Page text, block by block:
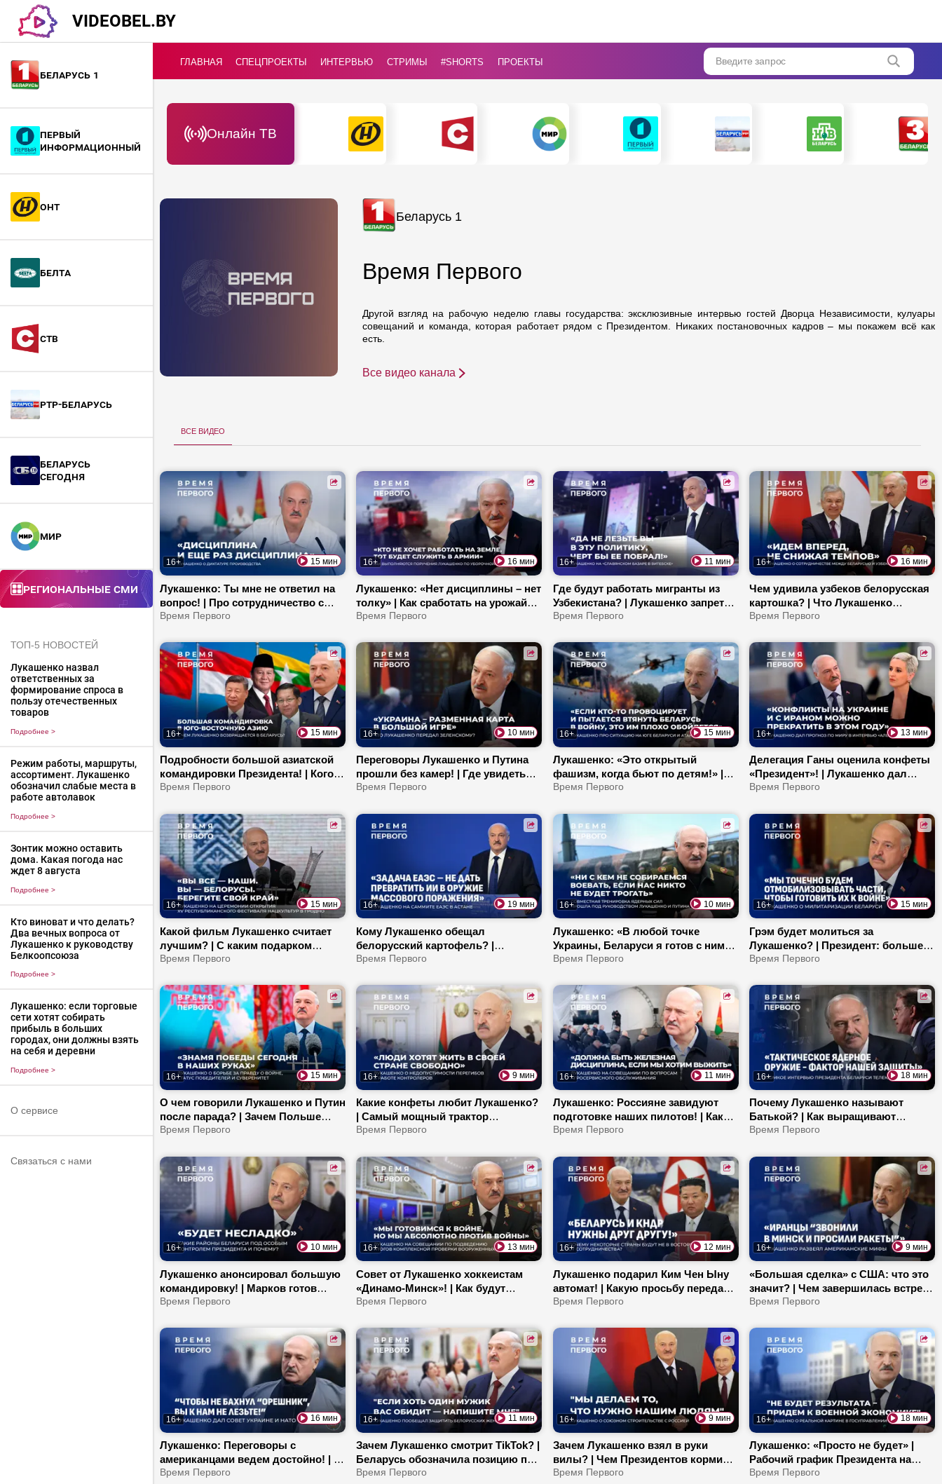
VIDEOBEL.BY
Беларусь 1
Первый
информационный
ОНТ
БелТА
СТВ
РТР-Беларусь
БЕЛАРУСЬ
СЕГОДНЯ
МИР
Региональные СМИ
ТОП-5 НОВОСТЕЙ
Лукашенко назвал
ответственных за
формирование спроса в
пользу отечественных
товаров
Подробнее >
Режим работы, маршруты,
ассортимент. Лукашенко
обозначил слабые места в
работе автолавок
Подробнее >
Зонтик можно оставить
дома. Какая погода нас
ждет 8 августа
Подробнее >
Кто виноват и что делать?
Два вечных вопроса от
Лукашенко к руководству
Белкоопсоюза
Подробнее >
Лукашенко: если торговые
сети хотят собирать
прибыль в больших
городах, они должны взять
на себя и деревни
Подробнее >
О сервисе
Связаться с нами
ГЛАВНАЯ СПЕЦПРОЕКТЫ ИНТЕРВЬЮ СТРИМЫ #Shorts ПРОЕКТЫ Введите запрос
Онлайн ТВ
Беларусь 1
Время Первого
Другой взгляд на рабочую неделю главы государства: эксклюзивные интервью гостей Дворца Независимости, кулуары
совещаний и команда, которая работает рядом с Президентом. Никаких постановочных кадров – мы покажем всё как
есть.
Все видео канала
все видео
16+ 15 мин
Лукашенко: Ты мне не ответил на
вопрос! | Про сотрудничество с
США и подарок от «Савушкина» |
белорусский диплом?
Время Первого
16+ 16 мин
Лукашенко: «Нет дисциплины – нет
толку» | Как сработать на урожай? |
Чем занимаются военные на
Время Первого
16+ 11 мин
Где будут работать мигранты из
Узбекистана? | Лукашенко запретил
Герасимову проверять Витебскую
деятелям искусства?
Время Первого
16+ 16 мин
Чем удивила узбеков белорусская
картошка? | Что Лукашенко
пожелал выпускникам военных
МАЗы и БЕЛАЗы?
Время Первого
16+ 15 мин
Подробности большой азиатской
командировки Президента! | Кого
удивило рукопожатие Лукашенко?
Время Первого
16+ 10 мин
Переговоры Лукашенко и Путина
прошли без камер! | Где увидеть
подарки Президенту от Трампа, Си
Послание Первого Зеленскому
Время Первого
16+ 15 мин
Лукашенко: «Это открытый
фашизм, когда бьют по детям!» |
Куда идет белорусский хоккей? |
буренок?
Время Первого
16+ 13 мин
Делегация Ганы оценила конфеты
«Президент»! | Лукашенко дал
расклад по Украине и Ирану | Чего
природных ресурсов?
Время Первого
16+ 15 мин
Какой фильм Лукашенко считает
лучшим? | С каким подарком
приехал в Гродно Президент? | С
лифтов?
Время Первого
16+ 19 мин
Кому Лукашенко обещал
белорусский картофель? |
Разговор с Макроном: подробности
Армению?
Время Первого
16+ 10 мин
Лукашенко: «В любой точке
Украины, Беларуси я готов с ним
встретиться» | Какие выводы
Президент требует от армии?
Время Первого
16+ 15 мин
Грэм будет молиться за
Лукашенко? | Президент: больше
внимания недостаткам в ВС! | Что
Время Первого
16+ 15 мин
О чем говорили Лукашенко и Путин
после парада? | Зачем Польше
самая большая армия? | Будут ли
Время Первого
16+ 9 мин
Какие конфеты любит Лукашенко?
| Самый мощный трактор
Беларуси! | Про новую программу
Время Первого
16+ 11 мин
Лукашенко: Россияне завидуют
подготовке наших пилотов! | Как
наказывают за падеж скота? |
обучать водителей?
Время Первого
16+ 18 мин
Почему Лукашенко называют
Батькой? | Как выращивают
белорусскую форель? | Про
европолитиков и «демократию»
США
Время Первого
16+ 10 мин
Лукашенко анонсировал большую
командировку! | Марков готов
поднимать кинематограф? |
диалогу?
Время Первого
16+ 13 мин
Совет от Лукашенко хоккеистам
«Динамо-Минск»! | Как будут
сотрудничать Беларусь и Чукотка?
Уручье!
Время Первого
16+ 12 мин
Лукашенко подарил Ким Чен Ыну
автомат! | Какую просьбу передал
Путин лидеру КНДР через
не оправданы?
Время Первого
16+ 9 мин
«Большая сделка» с США: что это
значит? | Чем завершилась встреча
с Коулом? | Откровенный разговор
Время Первого
16+ 16 мин
Лукашенко: Переговоры с
американцами ведем достойно! | О
чем спорят губернаторы? | Как
Время Первого
16+ 11 мин
Зачем Лукашенко смотрит TikTok? |
Беларусь обозначила позицию по
Ирану | Для чего стране терминал в
Время Первого
16+ 9 мин
Зачем Лукашенко взял в руки
вилы? | Чем Президентов кормили
на обеде в Кремле? | Как Беларусь
Время Первого
16+ 18 мин
Лукашенко: «Просто не будет» |
Рабочий график Президента на
весну | Какой проект Беларусь
Время Первого